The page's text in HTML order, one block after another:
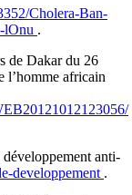
Cholera-Ban-
lOnu .
de Dakar du 26
l’homme africain
anti-
developpement .